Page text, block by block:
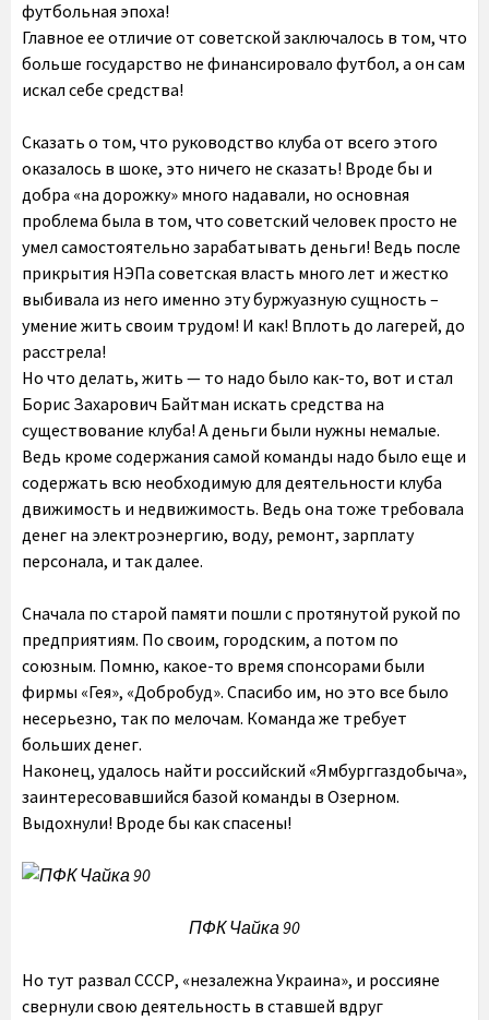
футбольная эпоха!
Главное ее отличие от советской заключалось в том, что
больше государство не финансировало футбол, а он сам
искал себе средства!
Сказать о том, что руководство клуба от всего этого
оказалось в шоке, это ничего не сказать! Вроде бы и
добра «на дорожку» много надавали, но основная
проблема была в том, что советский человек просто не
умел самостоятельно зарабатывать деньги! Ведь после
прикрытия НЭПа советская власть много лет и жестко
выбивала из него именно эту буржуазную сущность –
умение жить своим трудом! И как! Вплоть до лагерей, до
расстрела!
Но что делать, жить — то надо было как-то, вот и стал
Борис Захарович Байтман искать средства на
существование клуба! А деньги были нужны немалые.
Ведь кроме содержания самой команды надо было еще и
содержать всю необходимую для деятельности клуба
движимость и недвижимость. Ведь она тоже требовала
денег на электроэнергию, воду, ремонт, зарплату
персонала, и так далее.
Сначала по старой памяти пошли с протянутой рукой по
предприятиям. По своим, городским, а потом по
союзным. Помню, какое-то время спонсорами были
фирмы «Гея», «Добробуд». Спасибо им, но это все было
несерьезно, так по мелочам. Команда же требует
больших денег.
Наконец, удалось найти российский «Ямбурггаздобыча»,
заинтересовавшийся базой команды в Озерном.
Выдохнули! Вроде бы как спасены!
ПФК Чайка 90
Но тут развал СССР, «незалежна Украина», и россияне
свернули свою деятельность в ставшей вдруг